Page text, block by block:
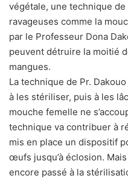
végétale, une technique
ravageuses comme la
par le Professeur Dona
peuvent détruire la moitié
mangues.
La technique de Pr.
à les stériliser, puis à les
mouche femelle ne
technique va contribuer à
mis en place un dispositif
œufs jusqu’à éclosion. Mais
encore passé à la